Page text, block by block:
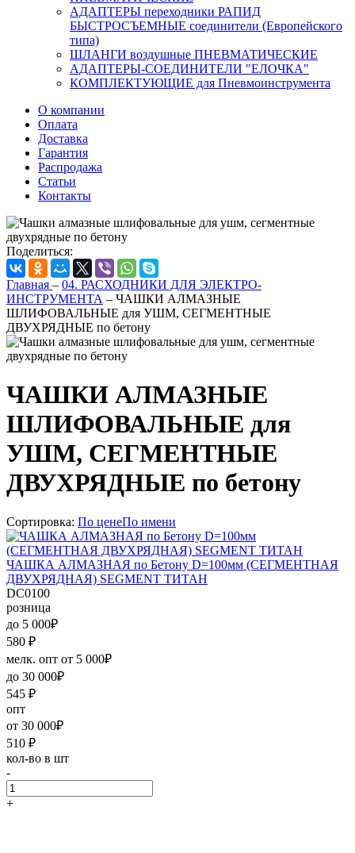
АДАПТЕРЫ переходники РАПИД
БЫСТРОСЪЕМНЫЕ соединители (Европейского
типа)
ШЛАНГИ воздушные ПНЕВМАТИЧЕСКИЕ
АДАПТЕРЫ-СОЕДИНИТЕЛИ "ЕЛОЧКА"
КОМПЛЕКТУЮЩИЕ для Пневмоинструмента
О компании
Оплата
Доставка
Гарантия
Распродажа
Статьи
Контакты
Поделиться:
Главная – 04. РАСХОДНИКИ ДЛЯ ЭЛЕКТРО-
ИНСТРУМЕНТА – ЧАШКИ АЛМАЗНЫЕ
ШЛИФОВАЛЬНЫЕ для УШМ, СЕГМЕНТНЫЕ
ДВУХРЯДНЫЕ по бетону
ЧАШКИ АЛМАЗНЫЕ
ШЛИФОВАЛЬНЫЕ для
УШМ, СЕГМЕНТНЫЕ
ДВУХРЯДНЫЕ по бетону
Сортировка: По ценеПо имени
ЧАШКА АЛМАЗНАЯ по Бетону D=100мм (СЕГМЕНТНАЯ
ДВУХРЯДНАЯ) SEGMENT ТИТАН
DC0100
розница
до 5 000₽
580 ₽
мелк. опт от 5 000₽
до 30 000₽
545 ₽
опт
от 30 000₽
510 ₽
кол-во в шт
-
+